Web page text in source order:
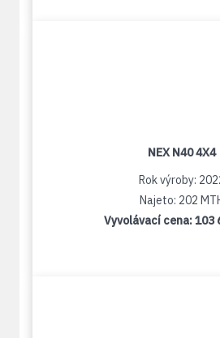
NEX N40 4X4
Rok výroby:
Najeto: 202
Vyvolávací cena:103